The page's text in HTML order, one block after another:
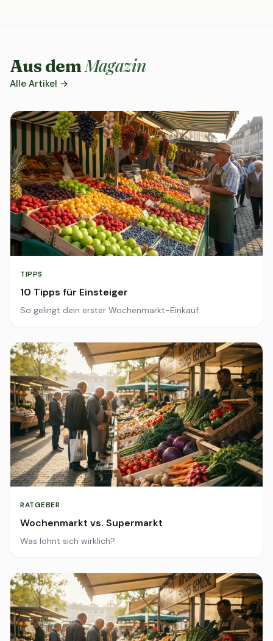
Aus demMagazin
Alle Artikel →
TIPPS
10 Tipps für Einsteiger
So gelingt dein erster Wochenmarkt-Einkauf.
RATGEBER
Wochenmarkt vs. Supermarkt
Was lohnt sich wirklich?